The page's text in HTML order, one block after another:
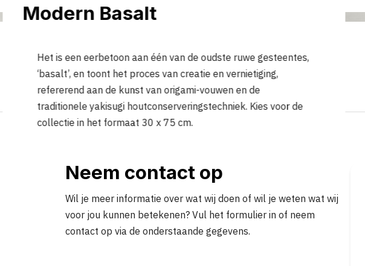
Modern Basalt
Het is een eerbetoon aan één van de oudste ruwe gesteentes,
‘basalt’, en toont het proces van creatie en vernietiging,
refererend aan de kunst van origami-vouwen en de
traditionele yakisugi houtconserveringstechniek. Kies voor de
collectie in het formaat 30 x 75 cm.
Neem contact op
Wil je meer informatie over wat wij doen of wil je weten wat wij
voor jou kunnen betekenen? Vul het formulier in of neem
contact op via de onderstaande gegevens.